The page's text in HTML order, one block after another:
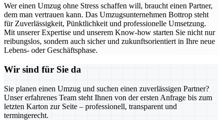
Wer einen Umzug ohne Stress schaffen will, braucht einen Partner,
dem man vertrauen kann. Das Umzugsunternehmen Bottrop steht
für Zuverlässigkeit, Pünktlichkeit und professionelle Umsetzung.
Mit unserer Expertise und unserem Know-how starten Sie nicht nur
reibungslos, sondern auch sicher und zukunftsorientiert in Ihre neue
Lebens- oder Geschäftsphase.
Wir sind für Sie da
Sie planen einen Umzug und suchen einen zuverlässigen Partner?
Unser erfahrenes Team steht Ihnen von der ersten Anfrage bis zum
letzten Karton zur Seite – professionell, transparent und
termingerecht.